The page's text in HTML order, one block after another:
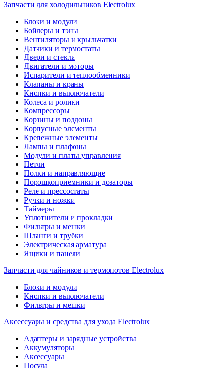
Запчасти для холодильников Electrolux
Блоки и модули
Бойлеры и тэны
Вентиляторы и крыльчатки
Датчики и термостаты
Двери и стекла
Двигатели и моторы
Испарители и теплообменники
Клапаны и краны
Кнопки и выключатели
Колеса и ролики
Компрессоры
Корзины и поддоны
Корпусные элементы
Крепежные элементы
Лампы и плафоны
Модули и платы управления
Петли
Полки и направляющие
Порошкоприемники и дозаторы
Реле и прессостаты
Ручки и ножки
Таймеры
Уплотнители и прокладки
Фильтры и мешки
Шланги и трубки
Электрическая арматура
Ящики и панели
Запчасти для чайников и термопотов Electrolux
Блоки и модули
Кнопки и выключатели
Фильтры и мешки
Аксессуары и средства для ухода Electrolux
Адаптеры и зарядные устройства
Аккумуляторы
Аксессуары
Посуда